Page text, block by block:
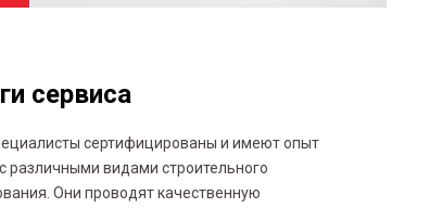
сервиса
сертифицированы и имеют опыт
различными видами строительного
Они проводят качественную